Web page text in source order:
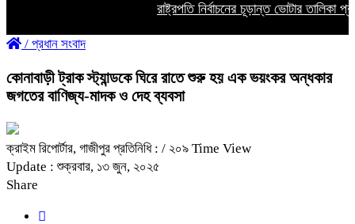
রাষ্ট্রপতি নির্বাচনের চূড়ান্ত ভোটার তালিকা
/ প্রধান সংবাদ
কোনাবাড়ী ট্রাক স্ট্যান্ডকে ঘিরে রাতে শুরু হয় এক ভয়ংকর অন্ধকার
জগতের বাণিজ্য-মাদক ও দেহ ব্যবসা
ক্রাইম রিপোর্টার, গাজীপুর প্রতিনিধি : / ২০৯ Time View
Update : শুক্রবার, ১৩ জুন, ২০২৫
Share